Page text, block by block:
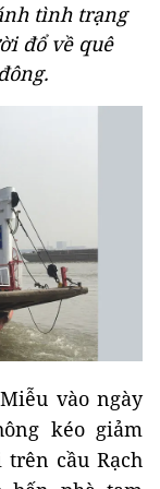
tình trạng
đổ về quê
vào ngày
kéo giảm
cầu Rạch